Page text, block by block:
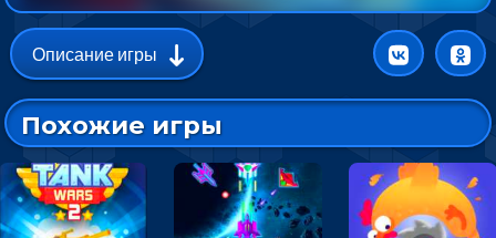
Описание игры
Похожие игры